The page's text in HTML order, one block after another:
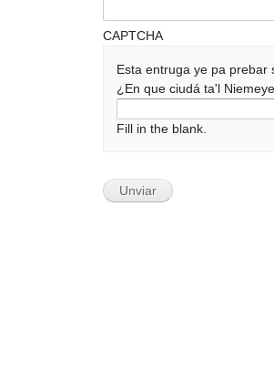
CAPTCHA
Esta entruga ye pa prebar
¿En que ciudá ta'l
Fill in the blank.